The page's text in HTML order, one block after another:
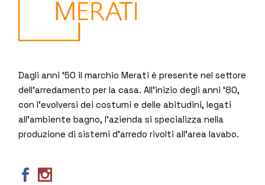
Dagli anni ‘50 il marchio Merati è presente nel settore
dell’arredamento per la casa. All’inizio degli anni ‘80,
con l’evolversi dei costumi e delle abitudini, legati
all’ambiente bagno, l’azienda si specializza nella
produzione di sistemi d’arredo rivolti all’area lavabo.